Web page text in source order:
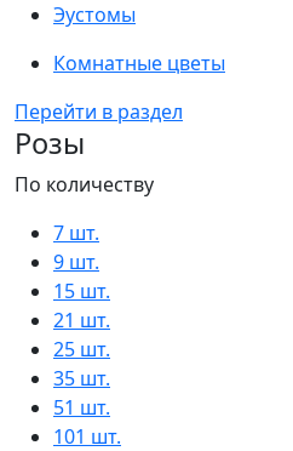
Эустомы
Комнатные цветы
Перейти в раздел
Розы
По количеству
7 шт.
9 шт.
15 шт.
21 шт.
25 шт.
35 шт.
51 шт.
101 шт.